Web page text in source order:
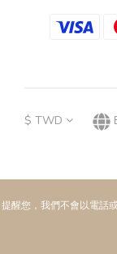
$ TWD
提醒您，我們不會以電話